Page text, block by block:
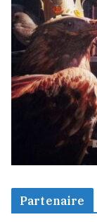
Partenaire